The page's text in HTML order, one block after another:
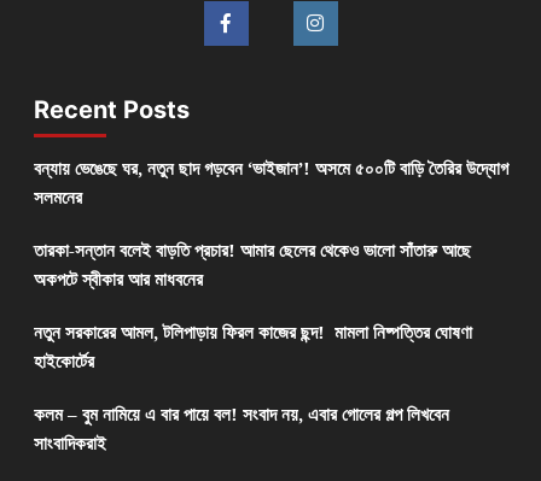
Recent Posts
বন্যায় ভেঙেছে ঘর, নতুন ছাদ গড়বেন ‘ভাইজান’! অসমে ৫০০টি বাড়ি তৈরির উদ্যোগ
সলমনের
তারকা-সন্তান বলেই বাড়তি প্রচার! আমার ছেলের থেকেও ভালো সাঁতারু আছে
অকপটে স্বীকার আর মাধবনের
নতুন সরকারের আমল, টলিপাড়ায় ফিরল কাজের ছন্দ! মামলা নিষ্পত্তির ঘোষণা
হাইকোর্টের
কলম – বুম নামিয়ে এ বার পায়ে বল! সংবাদ নয়, এবার গোলের গল্প লিখবেন
সাংবাদিকরাই